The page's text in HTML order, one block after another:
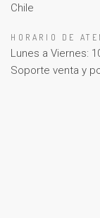
Chile
HORARIO DE
Lunes a Viernes:
Soporte venta y